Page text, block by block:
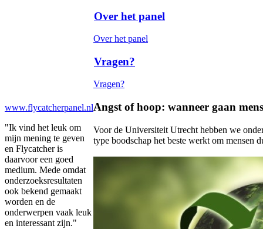
www.flycatcherpanel.nl
"Ik vind het leuk om
mijn mening te geven
en Flycatcher is
daarvoor een goed
medium. Mede omdat
onderzoeksresultaten
ook bekend gemaakt
worden en de
onderwerpen vaak leuk
en interessant zijn."
Over het panel
Over het panel
Vragen?
Vragen?
Angst of hoop: wanneer gaan
Voor de Universiteit Utrecht hebben we
type boodschap het beste werkt om mensen